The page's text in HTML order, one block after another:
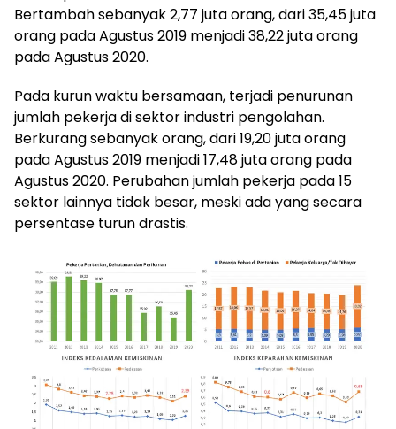
Bertambah sebanyak 2,77 juta orang, dari 35,45 juta
orang pada Agustus 2019 menjadi 38,22 juta orang
pada Agustus 2020.
Pada kurun waktu bersamaan, terjadi penurunan
jumlah pekerja di sektor industri pengolahan.
Berkurang sebanyak orang, dari 19,20 juta orang
pada Agustus 2019 menjadi 17,48 juta orang pada
Agustus 2020. Perubahan jumlah pekerja pada 15
sektor lainnya tidak besar, meski ada yang secara
persentase turun drastis.